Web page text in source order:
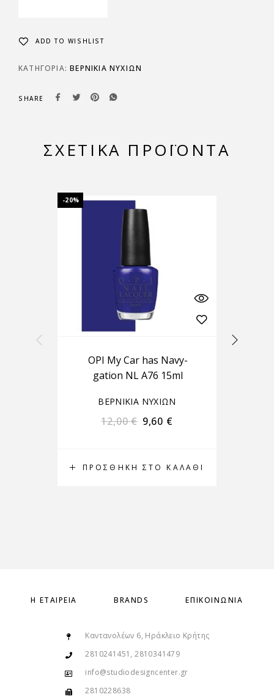
ADD TO WISHLIST
ΚΑΤΗΓΟΡΊΑ:ΒΕΡΝΙΚΙΑ ΝΥΧΙΩΝ
SHARE
ΣΧΕΤΙΚΆ ΠΡΟΪΌΝΤΑ
-20%
ΠΡΟΣΘΉΚΗ ΣΤΟ ΚΑΛΆΘΙ
OPI My Car has Navy-
gation NL A76 15ml
ΒΕΡΝΙΚΙΑ ΝΥΧΙΩΝ
12,00€ 9,60 €
Η ΕΤΑΙΡΕΊΑ BRANDS ΕΠΙΚΟΙΝΩΝΊΑ
Καντανολέων 6, Ηράκλειο Κρήτης
2810241451, 2810341479
info@studiodesigncenter.gr
2810228638